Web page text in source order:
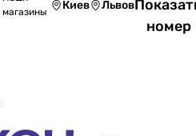
магазины
Киев Львов
номер